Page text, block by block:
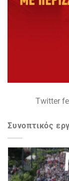
Twitter
Συνοπτικός